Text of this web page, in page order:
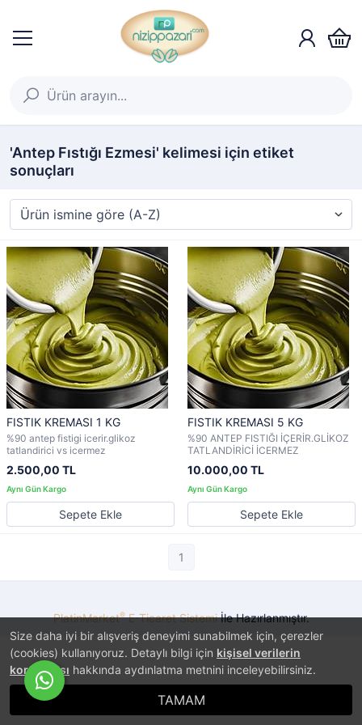
Size daha iyi bir alışveriş deneyimi sunabilmek için, çerezler
(cookies) kullanıyoruz. Detaylı bilgi için kişisel verilerin
korunması hakkında aydınlatma metnini inceleyebilirsiniz.
TAMAM
'Antep Fıstığı Ezmesi' kelimesi için etiket
sonuçları
FISTIK KREMASI 1 KG
%90 antep fistigi icerir.glikoz
tatlandirici vs icermez
2.500,00 TL
Sepete Ekle
FISTIK KREMASI 5 KG
%90 ANTEP FISTIĞI İÇERİR.GLİKOZ
TATLANDİRİCİ İCERMEZ
10.000,00 TL
Sepete Ekle
1
PlatinMarket®E-Ticaret Sistemiİle Hazırlanmıştır.